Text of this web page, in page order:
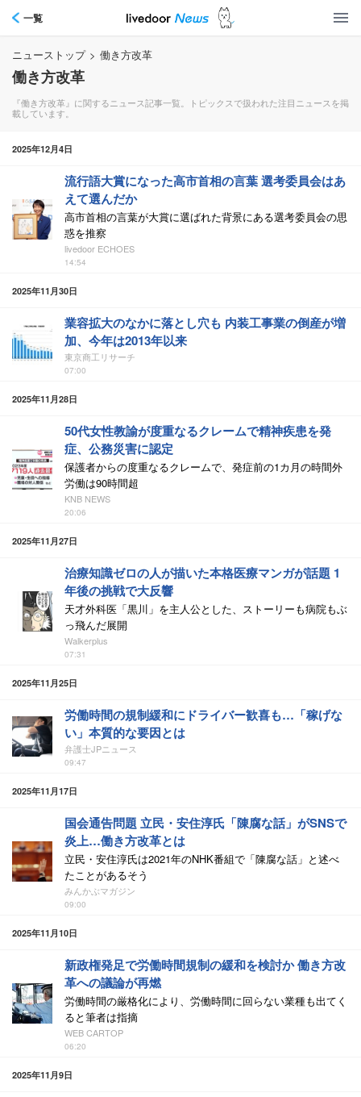
一覧
ニューストップ > 働き方改革
働き方改革
『働き方改革』に関するニュース記事一覧。トピックスで扱われた注目ニュースを掲
載しています。
2025年12月4日
流行語大賞になった高市首相の言葉 選考委員会はあ
えて選んだか
高市首相の言葉が大賞に選ばれた背景にある選考委員会の思
惑を推察
livedoor ECHOES
14:54
2025年11月30日
業容拡大のなかに落とし穴も 内装工事業の倒産が増
加、今年は2013年以来
東京商工リサーチ
07:00
2025年11月28日
50代女性教諭が度重なるクレームで精神疾患を発
症、公務災害に認定
保護者からの度重なるクレームで、発症前の1カ月の時間外
労働は90時間超
KNB NEWS
20:06
2025年11月27日
治療知識ゼロの人が描いた本格医療マンガが話題 1
年後の挑戦で大反響
天才外科医「黒川」を主人公とした、ストーリーも病院もぶ
っ飛んだ展開
Walkerplus
07:31
2025年11月25日
労働時間の規制緩和にドライバー歓喜も…「稼げな
い」本質的な要因とは
弁護士JPニュース
09:47
2025年11月17日
国会通告問題 立民・安住淳氏「陳腐な話」がSNSで
炎上…働き方改革とは
立民・安住淳氏は2021年のNHK番組で「陳腐な話」と述べ
たことがあるそう
みんかぶマガジン
09:00
2025年11月10日
新政権発足で労働時間規制の緩和を検討か 働き方改
革への議論が再燃
労働時間の厳格化により、労働時間に回らない業種も出てく
ると筆者は指摘
WEB CARTOP
06:20
2025年11月9日